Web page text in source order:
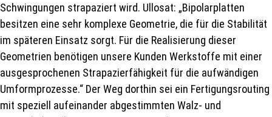
Schwingungen strapaziert wird. Ullosat: „Bipolarplatten
besitzen eine sehr komplexe Geometrie, die für die Stabilität
im späteren Einsatz sorgt. Für die Realisierung dieser
Geometrien benötigen unsere Kunden Werkstoffe mit einer
ausgesprochenen Strapazierfähigkeit für die aufwändigen
Umformprozesse.“ Der Weg dorthin sei ein Fertigungsrouting
mit speziell aufeinander abgestimmten Walz- und